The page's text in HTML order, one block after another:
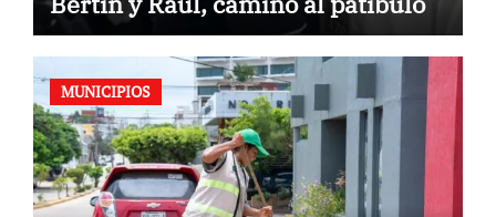
MUNICIPIOS